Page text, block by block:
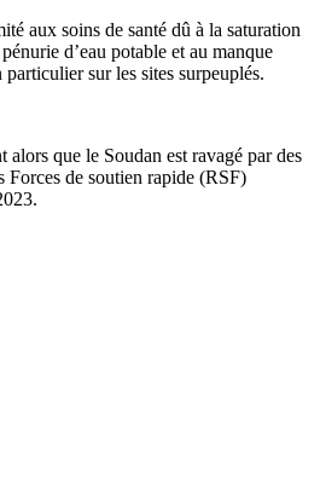
aux soins de santé dû à la saturation
d’eau potable et au manque
sur les sites surpeuplés.
alors que le Soudan est ravagé par des
Forces de soutien rapide (RSF)